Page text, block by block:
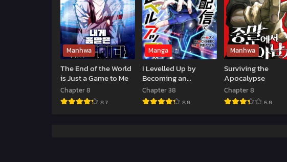
Manhwa
The End of the World
is Just a Game to Me
Chapter 8
8.7
Manga
I Levelled Up by
Becoming an
Influencer
Chapter 38
8.8
Manhwa
Surviving the
Apocalypse
Chapter 8
6.8